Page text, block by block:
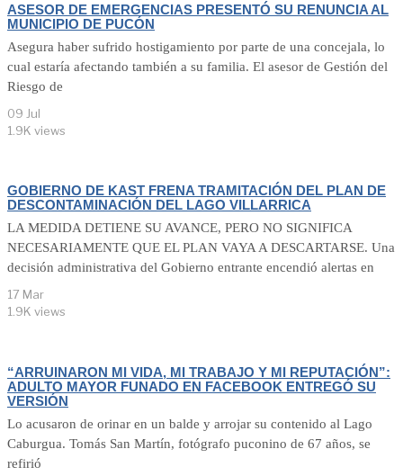
ASESOR DE EMERGENCIAS PRESENTÓ SU RENUNCIA AL
MUNICIPIO DE PUCÓN
Asegura haber sufrido hostigamiento por parte de una concejala, lo
cual estaría afectando también a su familia. El asesor de Gestión del
Riesgo de
09 Jul
1.9K views
GOBIERNO DE KAST FRENA TRAMITACIÓN DEL PLAN DE
DESCONTAMINACIÓN DEL LAGO VILLARRICA
LA MEDIDA DETIENE SU AVANCE, PERO NO SIGNIFICA
NECESARIAMENTE QUE EL PLAN VAYA A DESCARTARSE. Una
decisión administrativa del Gobierno entrante encendió alertas en
17 Mar
1.9K views
“ARRUINARON MI VIDA, MI TRABAJO Y MI REPUTACIÓN”:
ADULTO MAYOR FUNADO EN FACEBOOK ENTREGÓ SU
VERSIÓN
Lo acusaron de orinar en un balde y arrojar su contenido al Lago
Caburgua. Tomás San Martín, fotógrafo puconino de 67 años, se
refirió